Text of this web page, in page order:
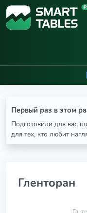
Первый раз в этом
Подготовили для вас
для тех, кто любит
Гленторан